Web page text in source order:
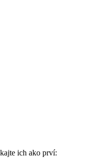
ich ako prví: